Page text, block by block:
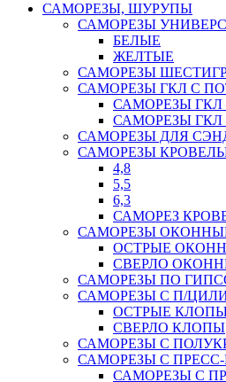
САМОРЕЗЫ, ШУРУПЫ
САМОРЕЗЫ
БЕЛЫЕ
ЖЕЛТЫЕ
САМОРЕЗЫ
САМОРЕЗЫ ГКЛ С
САМОРЕЗЫ
САМОРЕЗЫ ГКЛ
САМОРЕЗЫ ДЛЯ
САМОРЕЗЫ
4,8
5,5
6,3
САМОРЕЗ
САМОРЕЗЫ
ОСТРЫЕ
СВЕРЛО
САМОРЕЗЫ ПО
САМОРЕЗЫ С П/
ОСТРЫЕ
СВЕРЛО КЛОПЫ
САМОРЕЗЫ С
САМОРЕЗЫ С
САМОРЕЗЫ С